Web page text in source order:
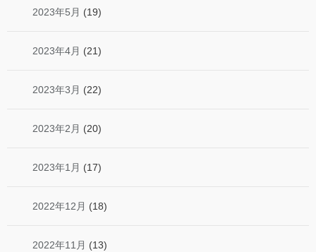
2023年5月 (19)
2023年4月 (21)
2023年3月 (22)
2023年2月 (20)
2023年1月 (17)
2022年12月 (18)
2022年11月 (13)